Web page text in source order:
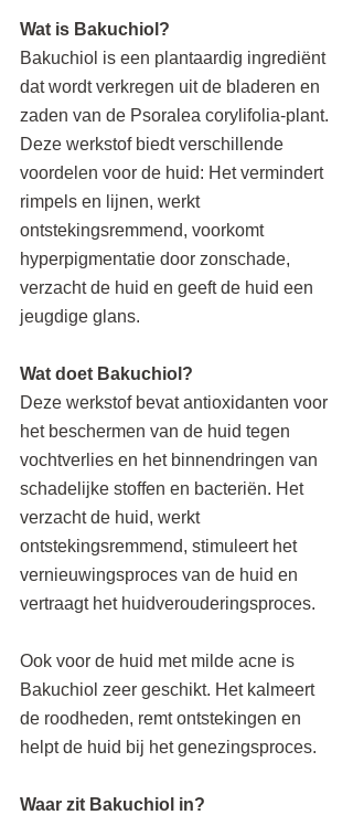
Wat is Bakuchiol?
Bakuchiol is een plantaardig ingrediënt
dat wordt verkregen uit de bladeren en
zaden van de Psoralea corylifolia-plant.
Deze werkstof biedt verschillende
voordelen voor de huid: Het vermindert
rimpels en lijnen, werkt
ontstekingsremmend, voorkomt
hyperpigmentatie door zonschade,
verzacht de huid en geeft de huid een
jeugdige glans.
Wat doet Bakuchiol?
Deze werkstof bevat antioxidanten voor
het beschermen van de huid tegen
vochtverlies en het binnendringen van
schadelijke stoffen en bacteriën. Het
verzacht de huid, werkt
ontstekingsremmend, stimuleert het
vernieuwingsproces van de huid en
vertraagt het huidverouderingsproces.
Ook voor de huid met milde acne is
Bakuchiol zeer geschikt. Het kalmeert
de roodheden, remt ontstekingen en
helpt de huid bij het genezingsproces.
Waar zit Bakuchiol in?